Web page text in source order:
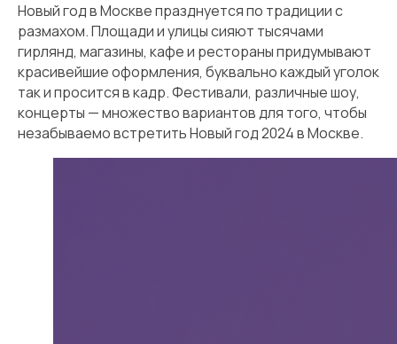
Новый год в Москве празднуется по традиции с
размахом. Площади и улицы сияют тысячами
гирлянд, магазины, кафе и рестораны придумывают
красивейшие оформления, буквально каждый уголок
так и просится в кадр. Фестивали, различные шоу,
концерты — множество вариантов для того, чтобы
незабываемо встретить Новый год 2024 в Москве.